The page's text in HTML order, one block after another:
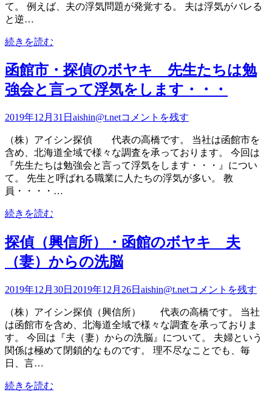
て。 例えば、夫の浮気問題が発覚する。 夫は浮気がバレる
と逆…
続きを読む
函館市・探偵のボヤキ 先生たちは勉
強会と言って浮気をします・・・
2019年12月31日 aishin@t.netコメントを残す
（株）アイシン探偵 代表の高橋です。 当社は函館市を
含め、北海道全域で様々な調査を承っております。 今回は
『先生たちは勉強会と言って浮気をします・・・』につい
て。 先生と呼ばれる職業に人たちの浮気が多い。 教
員・・・・…
続きを読む
探偵（興信所）・函館のボヤキ 夫
（妻）からの洗脳
2019年12月30日 2019年12月26日 aishin@t.netコメントを残す
（株）アイシン探偵（興信所） 代表の高橋です。 当社
は函館市を含め、北海道全域で様々な調査を承っておりま
す。 今回は『夫（妻）からの洗脳』について。 夫婦という
関係は極めて閉鎖的なものです。 理不尽なことでも、毎
日、言…
続きを読む